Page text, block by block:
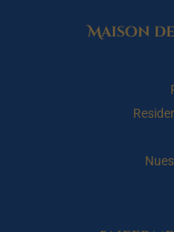
Maison